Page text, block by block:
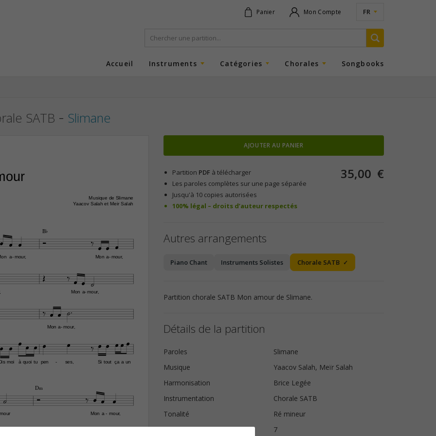
Panier Mon Compte FR
Accueil Instruments Catégories Chorales Songbooks
SATB - Slimane
Musique de Slimane
Yaacov Salah et Meir Salah
a mour,
- Mon a mour,
-
Mon a mour,
-
Mon a mour,
-
Dis moi à quoi tu pen ses,
- Si tout ça a un
mour Mon a mour,
-
B¨
D‹
      
   
   
         
     
AJOUTER AU PANIER
Partition PDF à télécharger
Les paroles complètes sur une page séparée
Jusqu'à 10 copies autorisées
100% légal – droits d’auteur respectés
35,00 €
Autres arrangements
Piano Chant Instruments Solistes Chorale SATB
Partition chorale SATB Mon amour de Slimane.
Détails de la partition
Paroles
Slimane
Musique
Yaacov Salah, Meïr Salah
Harmonisation
Brice Legée
Instrumentation
Chorale SATB
Tonalité
Ré mineur
Nombre de pages
7